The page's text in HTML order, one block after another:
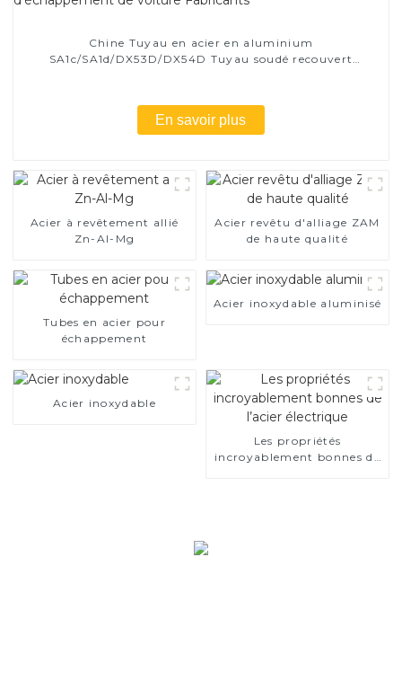
Chine Tuyau en acier en aluminium
SA1c/SA1d/DX53D/DX54D Tuyau soudé recouvert
En savoir plus
Acier à revêtement allié
Zn-Al-Mg
Acier revêtu d'alliage ZAM
de haute qualité
Tubes en acier pour
échappement
Acier inoxydable aluminisé
Acier inoxydable
Les propriétés
incroyablement bonnes de